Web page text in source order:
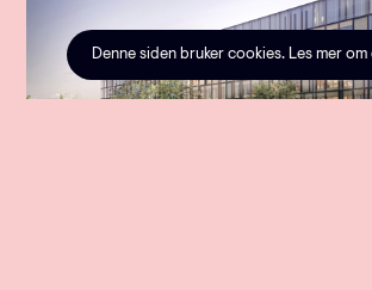
Denne siden bruker cookies. Les mer